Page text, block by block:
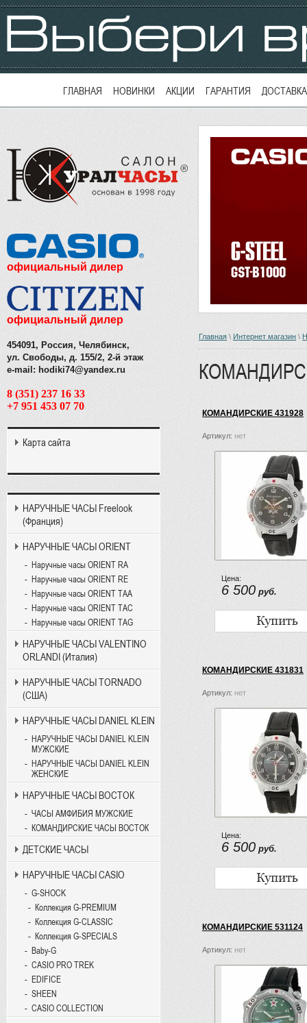
ГЛАВНАЯ НОВИНКИ АКЦИИ ГАРАНТИЯ ДОСТАВКА
Главная \ Интернет магазин \
КОМАНДИРСКИЕ 431928
Артикул: нет
Цена:
6 500 руб.
КОМАНДИРСКИЕ 431831
Артикул: нет
Цена:
6 500 руб.
КОМАНДИРСКИЕ 531124
Артикул: нет
официальный дилер
официальный дилер
454091, Россия, Челябинск,
ул. Свободы, д. 155/2, 2-й этаж
e-mail: hodiki74@yandex.ru
8 (351) 237 16 33
+7 951 453 07 70
Карта сайта
НАРУЧНЫЕ ЧАСЫ Freelook
(Франция)
НАРУЧНЫЕ ЧАСЫ ORIENT
Наручные часы ORIENT RA
Наручные часы ORIENT RE
Наручные часы ORIENT TAA
Наручные часы ORIENT TAC
Наручные часы ORIENT TAG
НАРУЧНЫЕ ЧАСЫ VALENTINO
ORLANDI (Италия)
НАРУЧНЫЕ ЧАСЫ TORNADO
(США)
НАРУЧНЫЕ ЧАСЫ DANIEL KLEIN
НАРУЧНЫЕ ЧАСЫ DANIEL KLEIN
МУЖСКИЕ
НАРУЧНЫЕ ЧАСЫ DANIEL KLEIN
ЖЕНСКИЕ
НАРУЧНЫЕ ЧАСЫ ВОСТОК
ЧАСЫ АМФИБИЯ МУЖСКИЕ
КОМАНДИРСКИЕ ЧАСЫ ВОСТОК
ДЕТСКИЕ ЧАСЫ
НАРУЧНЫЕ ЧАСЫ CASIO
G-SHOCK
Коллекция G-PREMIUM
Коллекция G-CLASSIC
Коллекция G-SPECIALS
Baby-G
CASIO PRO TREK
EDIFICE
SHEEN
CASIO COLLECTION